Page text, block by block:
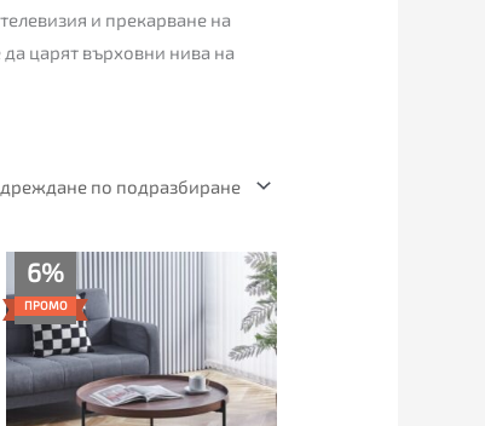
и прекарване на
царят върховни нива на
6%
ПРОМО
Текущата
цена
е:
99.00€
(193.63
лв.).